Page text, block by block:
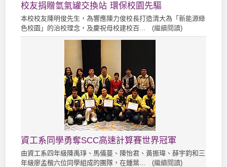
校友捐贈氫氣罐交換站 環保校園先驅
本校校友陳明俊先生，為響應陳力俊校長打造清大為「新能源綠
色校園」的治校理念，及慶祝母校建校百... (繼續閱讀)
資工系同學勇奪SCC高速計算賽世界冠軍
由資工系四年級陳禹琤、馬儀蔓、陳怡君、黃振瑋、薛宇鈞和三
年級廖孟楷六位同學組成的團隊，在鍾葉... (繼續閱讀)